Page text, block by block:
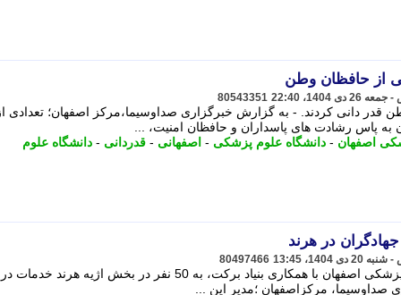
از حافظان وطن
80543351
قدر دانی کردند. - به گزارش خبرگزاری صداوسیما،مرکز اصفهان؛ تعدادی
پاس رشادت های پاسداران و حافظان امنیت، ...
اصفهان - دانشگاه علوم پزشکی - اصفهانی - قدردانی - دانشگاه علوم
در هرند
80497466
گروه جهادی دندانپزشکی دانشگاه علوم پزشکی اصفهان با همکاری بنیاد برکت، به 50 نفر در بخش اژیه
صداوسیما، مرکزاصفهان ؛مدیر این ...